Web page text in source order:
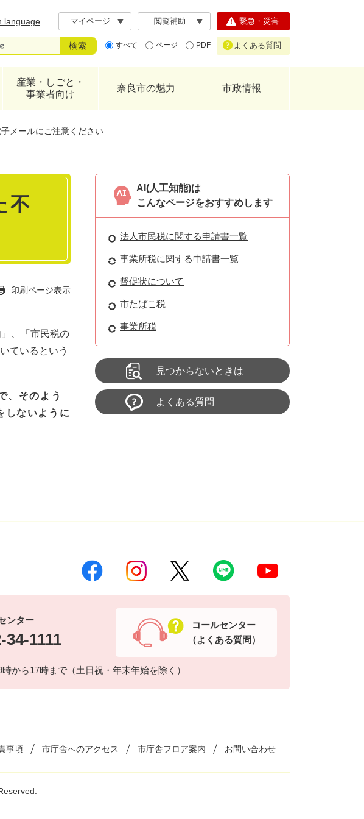
language マイページ 閲覧補助
すべて ページ PDF
緊急・災害
よくある質問
産業・しごと・
事業者向け
奈良市の魅力 市政情報
メールにご注意ください
不
印刷ページ表示
、「市民税の
ているという
、そのよう
しないように
AI(人工知能)は
こんなページをおすすめします
法人市民税に関する申請書一覧
事業所税に関する申請書一覧
督促状について
市たばこ税
事業所税
見つからないときは
よくある質問
ンター
34-1111
から17時まで（土日祝・年末年始を除く）
コールセンター
（よくある質問）
事項 市庁舎へのアクセス 市庁舎フロア案内 お問い合わせ